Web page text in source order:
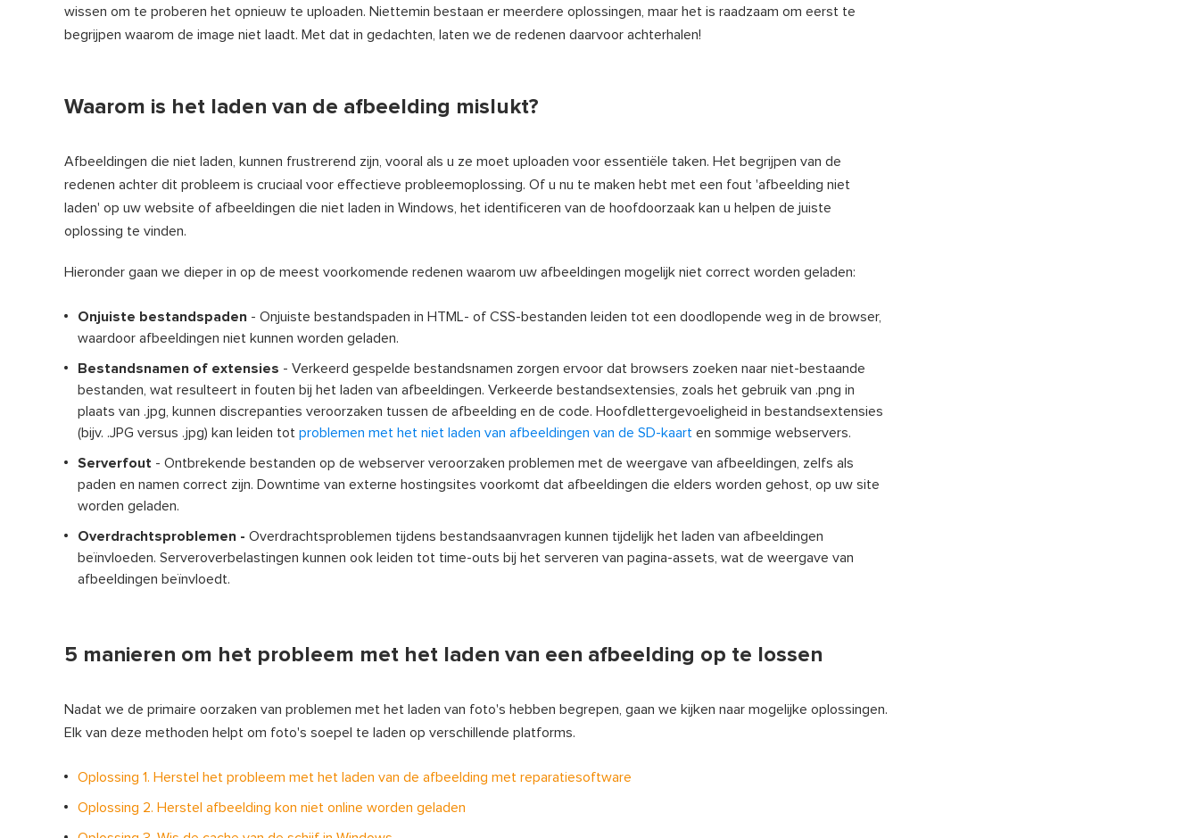
wissen om te proberen het opnieuw te uploaden. Niettemin bestaan er meerdere oplossingen, maar het is raadzaam om eerst te
begrijpen waarom de image niet laadt. Met dat in gedachten, laten we de redenen daarvoor achterhalen!
Waarom is het laden van de afbeelding mislukt?
Afbeeldingen die niet laden, kunnen frustrerend zijn, vooral als u ze moet uploaden voor essentiële taken. Het begrijpen van de
redenen achter dit probleem is cruciaal voor effectieve probleemoplossing. Of u nu te maken hebt met een fout 'afbeelding niet
laden' op uw website of afbeeldingen die niet laden in Windows, het identificeren van de hoofdoorzaak kan u helpen de juiste
oplossing te vinden.
Hieronder gaan we dieper in op de meest voorkomende redenen waarom uw afbeeldingen mogelijk niet correct worden geladen:
Onjuiste bestandspaden - Onjuiste bestandspaden in HTML- of CSS-bestanden leiden tot een doodlopende weg in de browser,
waardoor afbeeldingen niet kunnen worden geladen.
Bestandsnamen of extensies - Verkeerd gespelde bestandsnamen zorgen ervoor dat browsers zoeken naar niet-bestaande
bestanden, wat resulteert in fouten bij het laden van afbeeldingen. Verkeerde bestandsextensies, zoals het gebruik van .png in
plaats van .jpg, kunnen discrepanties veroorzaken tussen de afbeelding en de code. Hoofdlettergevoeligheid in bestandsextensies
(bijv. .JPG versus .jpg) kan leiden tot problemen met het niet laden van afbeeldingen van de SD-kaart en sommige webservers.
Serverfout - Ontbrekende bestanden op de webserver veroorzaken problemen met de weergave van afbeeldingen, zelfs als
paden en namen correct zijn. Downtime van externe hostingsites voorkomt dat afbeeldingen die elders worden gehost, op uw site
worden geladen.
Overdrachtsproblemen - Overdrachtsproblemen tijdens bestandsaanvragen kunnen tijdelijk het laden van afbeeldingen
beïnvloeden. Serveroverbelastingen kunnen ook leiden tot time-outs bij het serveren van pagina-assets, wat de weergave van
afbeeldingen beïnvloedt.
5 manieren om het probleem met het laden van een afbeelding op te lossen
Nadat we de primaire oorzaken van problemen met het laden van foto's hebben begrepen, gaan we kijken naar mogelijke oplossingen.
Elk van deze methoden helpt om foto's soepel te laden op verschillende platforms.
Oplossing 1. Herstel het probleem met het laden van de afbeelding met reparatiesoftware
Oplossing 2. Herstel afbeelding kon niet online worden geladen